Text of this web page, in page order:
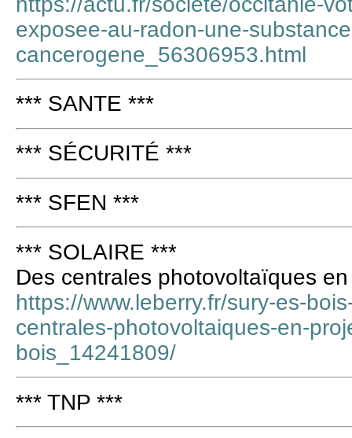
exposee-au-radon-une-
cancerogene_56306953.html
*** SANTE ***
*** SÉCURITÉ ***
*** SFEN ***
*** SOLAIRE ***
Des centrales photovoltaïques
https://www.leberry.fr/sury-es-
centrales-photovoltaiques-en-
bois_14241809/
*** TNP ***